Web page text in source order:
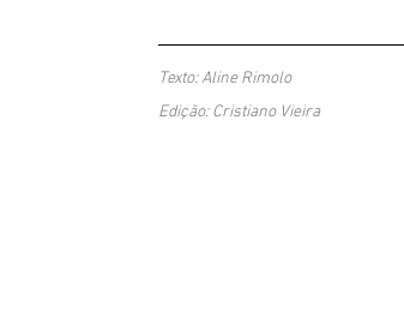
Texto: Aline Rimolo
Edição: Cristiano Vieira